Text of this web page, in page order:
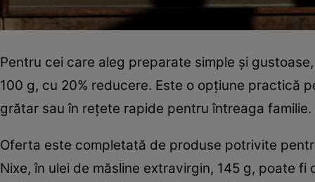
Pentru cei care aleg preparate simple și
100 g, cu 20% reducere. Este o opțiune practică
grătar sau în rețete rapide pentru întreaga familie.
Oferta este completată de produse potrivite
Nixe, în ulei de măsline extravirgin, 145 g, poate